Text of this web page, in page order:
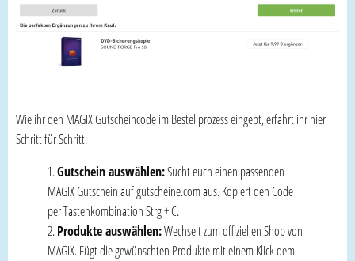
Wie ihr den MAGIX Gutscheincode im Bestellprozess eingebt, erfahrt ihr hier
Schritt für Schritt:
Gutschein auswählen:Sucht euch einen passenden
MAGIX Gutschein auf gutscheine.com aus. Kopiert den Code
per Tastenkombination Strg + C.
Produkte auswählen:Wechselt zum offiziellen Shop von
MAGIX. Fügt die gewünschten Produkte mit einem Klick dem